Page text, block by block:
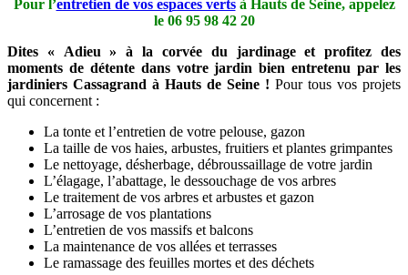
Pour l’entretien de vos espaces vertsà Hauts de Seine, appelez
le 06 95 98 42 20
Dites « Adieu » à la corvée du jardinage et profitez des
moments de détente dans votre jardin bien entretenu par les
jardiniers Cassagrand à Hauts de Seine ! Pour tous vos projets
qui concernent :
La tonte et l’entretien de votre pelouse, gazon
La taille de vos haies, arbustes, fruitiers et plantes grimpantes
Le nettoyage, désherbage, débroussaillage de votre jardin
L’élagage, l’abattage, le dessouchage de vos arbres
Le traitement de vos arbres et arbustes et gazon
L’arrosage de vos plantations
L’entretien de vos massifs et balcons
La maintenance de vos allées et terrasses
Le ramassage des feuilles mortes et des déchets